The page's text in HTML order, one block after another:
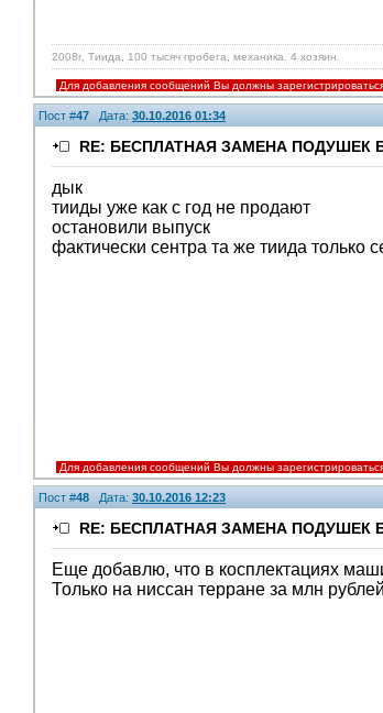
2008г, Тиида, 100 тысяч пробега, механика. 4 хозяин.
Для добавления сообщений Вы должны
Пост #47 Дата: 30.10.2016 01:34
RE: БЕСПЛАТНАЯ ЗАМЕНА
дык
тииды уже как с год не продают
остановили выпуск
фактически сентра та же тиида только
Для добавления сообщений Вы должны
Пост #48 Дата: 30.10.2016 12:23
RE: БЕСПЛАТНАЯ ЗАМЕНА
Еще добавлю, что в косплектациях
Только на ниссан терране за млн